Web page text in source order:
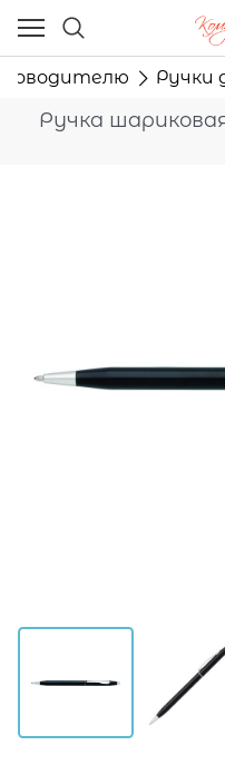
Ручки
Ручка
Ваш город - Москва,
угадали?
ДА НЕТ